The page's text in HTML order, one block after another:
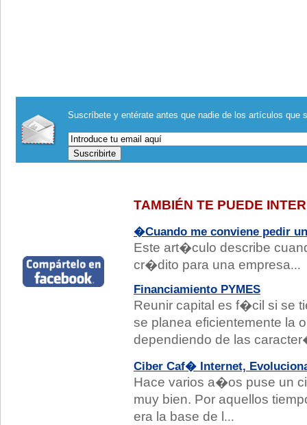
Suscríbete y entérate antes que nadie de los artículos que
TAMBIÉN TE PUEDE
�Cuando me conviene pedir
Este art�culo describe
cr�dito para una empresa...
Financiamiento PYMES
Reunir capital es f�cil si se
se planea eficientemente la
dependiendo de las
Ciber Caf� Internet,
Hace varios a�os puse un
muy bien. Por aquellos
era la base de l...